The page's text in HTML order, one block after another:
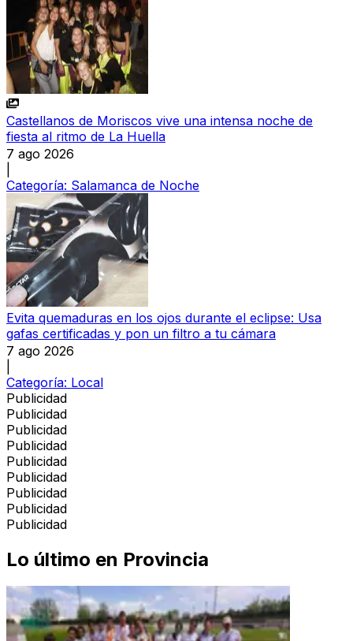
Castellanos de Moriscos vive una intensa noche de
fiesta al ritmo de La Huella
7 ago 2026
Categoría: Salamanca de Noche
Evita quemaduras en los ojos durante el eclipse: Usa
gafas certificadas y pon un filtro a tu cámara
7 ago 2026
Categoría: Local
Publicidad
Publicidad
Publicidad
Publicidad
Publicidad
Publicidad
Publicidad
Publicidad
Publicidad
Lo último en Provincia